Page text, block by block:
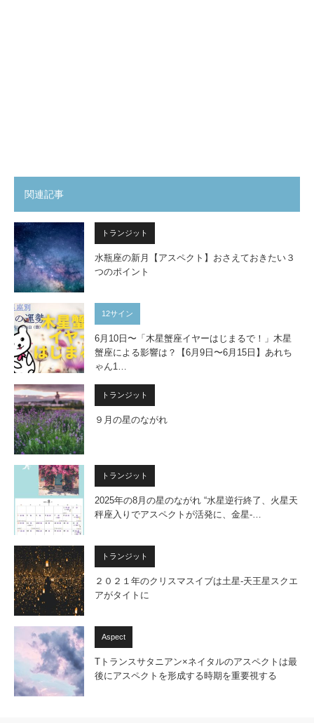
関連記事
トランジット
水瓶座の新月【アスペクト】おさえておきたい３
つのポイント
12サイン
6月10日〜「木星蟹座イヤーはじまるで！」木星
蟹座による影響は？【6月9日〜6月15日】あれち
ゃん1…
トランジット
９月の星のながれ
トランジット
2025年の8月の星のながれ “水星逆行終了、火星天
秤座入りでアスペクトが活発に、金星-…
トランジット
２０２１年のクリスマスイブは土星-天王星スクエ
アがタイトに
Aspect
Tトランスサタニアン×ネイタルのアスペクトは最
後にアスペクトを形成する時期を重要視する